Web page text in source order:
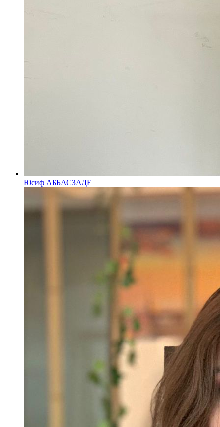
Юсиф АББАСЗАДЕ